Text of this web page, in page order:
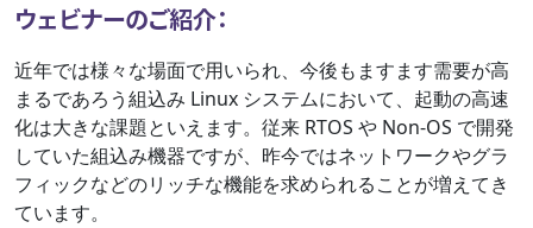
ウェビナーのご紹介：
近年では様々な場面で用いられ、今後もますます需要が高
まるであろう組込み Linux システムにおいて、起動の高速
化は大きな課題といえます。従来 RTOS や Non-OS で開発
していた組込み機器ですが、昨今ではネットワークやグラ
フィックなどのリッチな機能を求められることが増えてき
ています。